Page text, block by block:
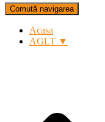
Comută navigarea
Acasa
AGLT ▼